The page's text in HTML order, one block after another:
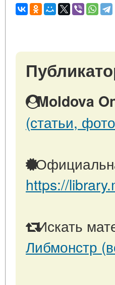
Moldova
(статьи,
https://
Искать
Либмонстр